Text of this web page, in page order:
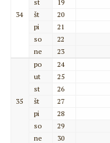
34
st
19
št
20
pi
21
so
22
ne
23
35
po
24
ut
25
st
26
št
27
pi
28
so
29
ne
30